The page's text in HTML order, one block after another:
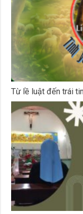
Từ lề luật đến trái